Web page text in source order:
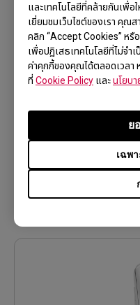
และเทคโนโลยีที่คล้ายกันเพื่
เยี่ยมชมเว็บไซต์ของเรา คุณ
คลิก “Accept Cookies” หรื
เพื่อปฏิเสธเทคโนโลยีที่ไม่จ
ค่าคุกกี้ของคุณได้ตลอดเวลา
ที่ Cookie Policy และนโยบ
เฉพ
ย
FK2-DW Glossy
เ